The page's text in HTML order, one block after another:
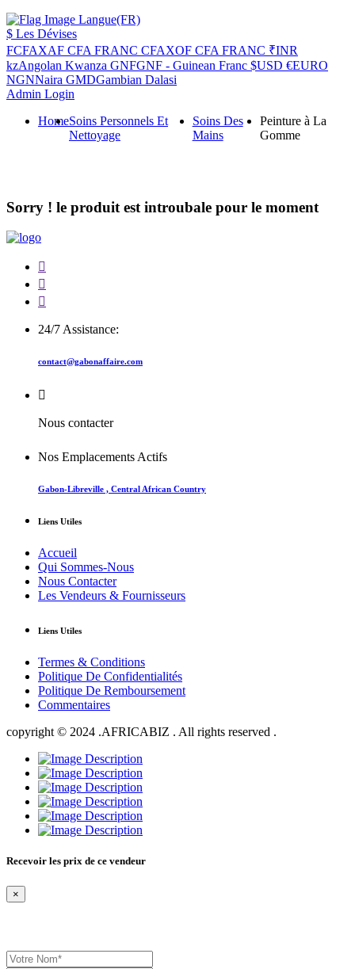
Langue(FR)
$ Les Dévises
FCFAXAF CFA FRANC CFAXOF CFA FRANC ₹INR
kzAngolan Kwanza GNFGNF - Guinean Franc $USD €EURO
NGNNaira GMDGambian Dalasi
Admin Login
HomeSoins Personnels Et
Nettoyage
Soins Des
Mains
Peinture à La
Gomme
Sorry ! le produit est introubale pour le moment
24/7 Assistance:
contact@gabonaffaire.com
Nous contacter
Nos Emplacements Actifs
Gabon-Libreville , Central African Country
Liens Utiles
Accueil
Qui Sommes-Nous
Nous Contacter
Les Vendeurs & Fournisseurs
Liens Utiles
Termes & Conditions
Politique De Confidentialités
Politique De Remboursement
Commentaires
copyright © 2024 .AFRICABIZ . All rights reserved .
Recevoir les prix de ce vendeur
×